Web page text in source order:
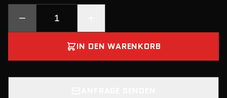
IN DEN WARENKORB